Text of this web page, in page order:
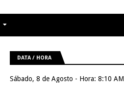
DATA / HORA
Sábado, 8 de Agosto - Hora: 8:10 AM